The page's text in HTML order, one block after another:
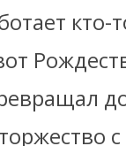
кто-
с